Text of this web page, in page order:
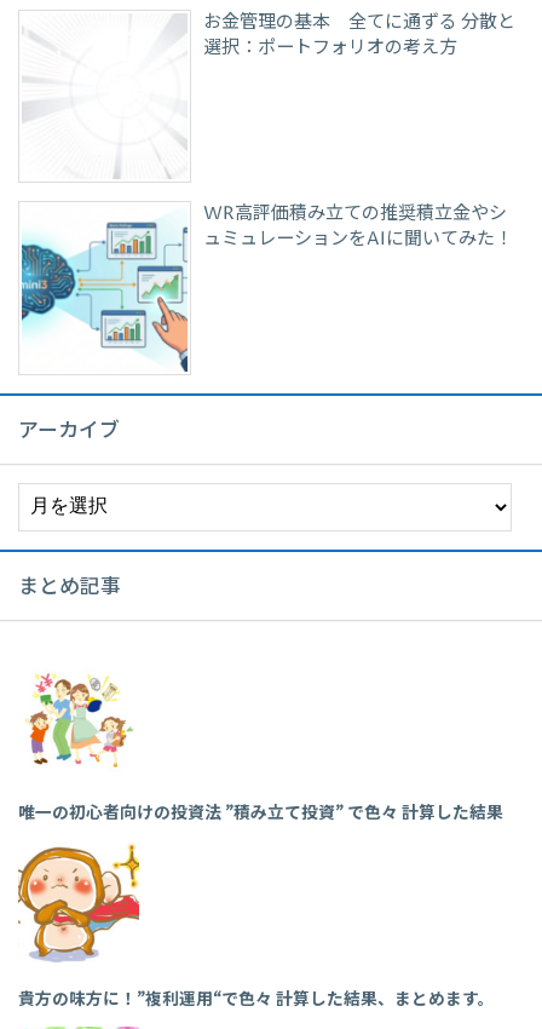
お金管理の基本 全てに通ずる 分散と
選択：ポートフォリオの考え方
WR高評価積み立ての推奨積立金やシ
ュミュレーションをAIに聞いてみた！
アーカイブ
まとめ記事
唯一の初心者向けの投資法 ”積み立て投資” で色々 計算した結果
貴方の味方に！”複利運用“で色々 計算した結果、まとめます。